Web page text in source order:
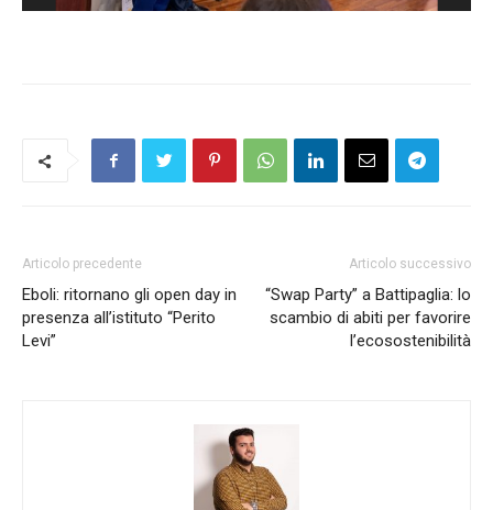
Articolo precedente
Eboli: ritornano gli open day in
presenza all’istituto “Perito
Levi”
Articolo successivo
“Swap Party” a Battipaglia: lo
scambio di abiti per favorire
l’ecosostenibilità